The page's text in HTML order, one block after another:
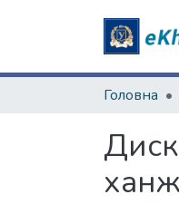
Головна